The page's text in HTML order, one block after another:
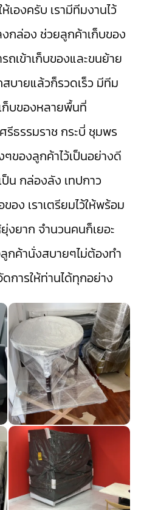
เองครับ เรามีทีมงานไว้
กล่อง ช่วยลูกค้าเก็บของ
เข้าเก็บของและขนย้าย
บายแล้วก็รวดเร็ว มีทีม
ก็บของหลายพื้นที่
ธรรมราช กระบี่ ชุมพร
ของลูกค้าไว้เป็นอย่างดี
น กล่องลัง เทปกาว
ง เราเตรียมไว้ให้พร้อม
งยาก จำนวนคนก็เยอะ
กค้านั่งสบายๆไม่ต้องทำ
ดการให้ท่านได้ทุกอย่าง